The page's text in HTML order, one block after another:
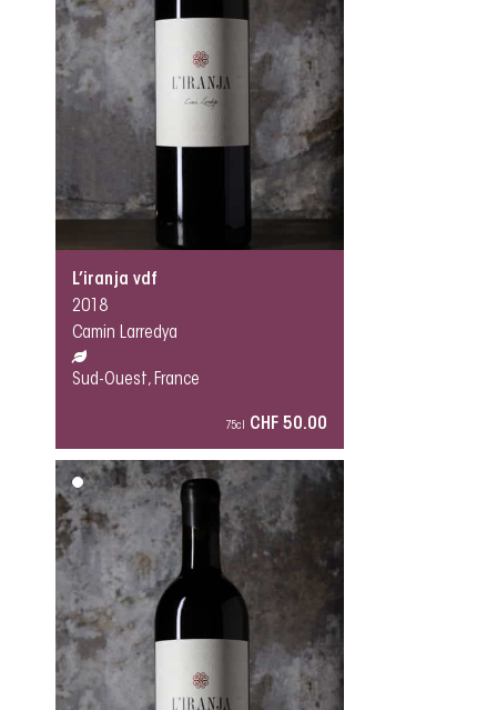
L’iranja vdf
2018
Camin Larredya
Sud-Ouest, France
75cl CHF 50.00